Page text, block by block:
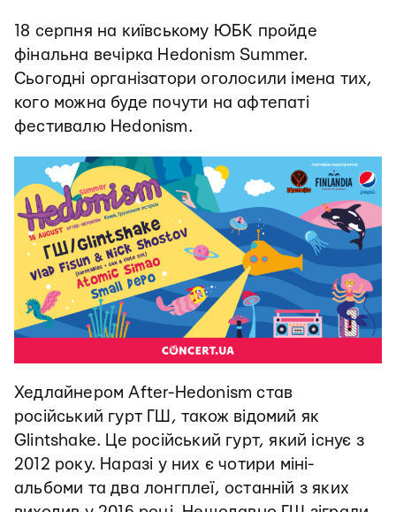
18 серпня на київському ЮБК пройде
фінальна вечірка Hedonism Summer.
Сьогодні організатори оголосили імена тих,
кого можна буде почути на афтепаті
фестивалю Hedonism.
Хедлайнером After-Hedonism став
російський гурт ГШ, також відомий як
Glintshake. Це російський гурт, який існує з
2012 року. Наразі у них є чотири міні-
альбоми та два лонгплеї, останній з яких